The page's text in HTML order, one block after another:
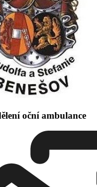
oční ambulance